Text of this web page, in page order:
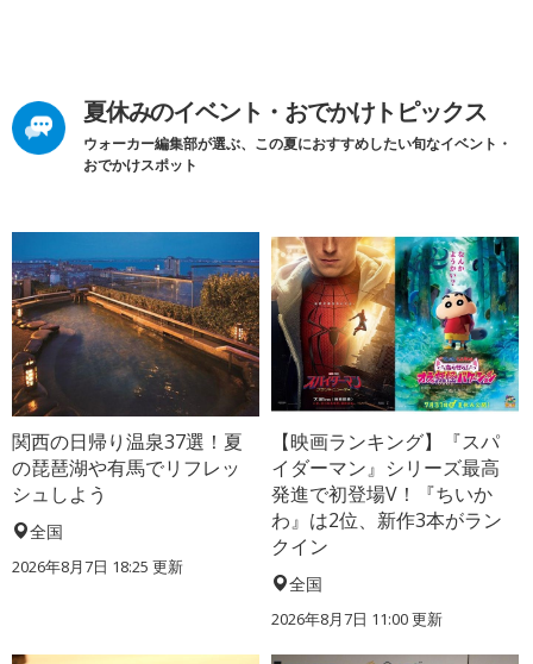
夏休みのイベント・おでかけトピックス
ウォーカー編集部が選ぶ、この夏におすすめしたい旬なイベント・
おでかけスポット
関西の日帰り温泉37選！夏
の琵琶湖や有馬でリフレッ
シュしよう
全国
2026年8月7日 18:25 更新
【映画ランキング】『スパ
イダーマン』シリーズ最高
発進で初登場V！『ちいか
わ』は2位、新作3本がラン
クイン
全国
2026年8月7日 11:00更新